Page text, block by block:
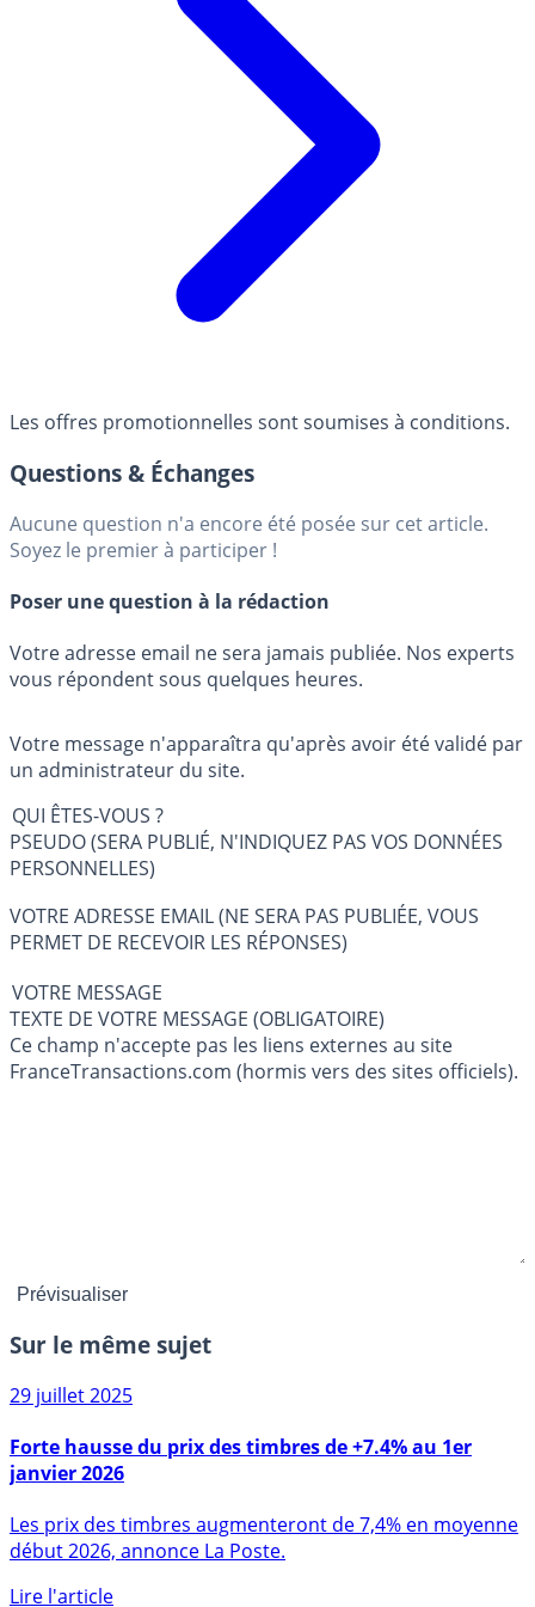
Les offres promotionnelles sont soumises à conditions.
Questions & Échanges
Aucune question n'a encore été posée sur cet article.
Soyez le premier à participer !
Poser une question à la rédaction
Votre adresse email ne sera jamais publiée. Nos experts
vous répondent sous quelques heures.
Votre message n'apparaîtra qu'après avoir été validé par
un administrateur du site.
QUI ÊTES-VOUS ?
PSEUDO (SERA PUBLIÉ, N'INDIQUEZ PAS VOS DONNÉES
PERSONNELLES)
VOTRE ADRESSE EMAIL (NE SERA PAS PUBLIÉE, VOUS
PERMET DE RECEVOIR LES RÉPONSES)
VOTRE MESSAGE
TEXTE DE VOTRE MESSAGE (OBLIGATOIRE)
Ce champ n'accepte pas les liens externes au site
FranceTransactions.com (hormis vers des sites officiels).
Sur le même sujet
29 juillet 2025
janvier 2026
début 2026, annonce La Poste.